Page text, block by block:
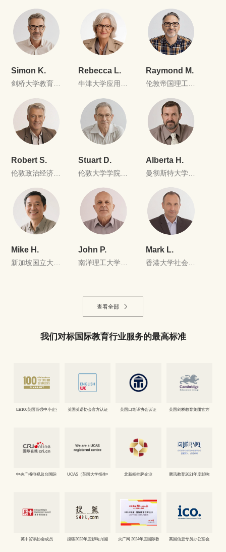
Simon K.
剑桥大学教育学
为艺术、创造力
与教育
Rebecca L.
牛津大学应用语
习得硕士
Raymond M.
伦敦帝国理工学
Robert S.
伦敦政治经济学
Stuart D.
伦敦大学学院空
挖掘硕士
Alberta H.
曼彻斯特大学知
硕士
Mike H.
新加坡国立大学
John P.
南洋理工大学材
Mark L.
香港大学社会科
查看全部
我们对标国际教育行业服务的最高标准
EB100英国百强中小企业奖入围企业英国英语协会官方认证 英国口笔译协会认证 英国剑桥教育集团官方认证
中央广播电视总台国际在线“2023年度品牌知名度出国留学机构”
UCAS（英国大学招生中心）官方合作伙伴
北新板挂牌企业 腾讯教育2021年度影响力留学
英中贸易协会成员 搜狐2023年度影响力国际教育品牌央广网 2024年度国际教育领军品牌英国信息专员办公室会员